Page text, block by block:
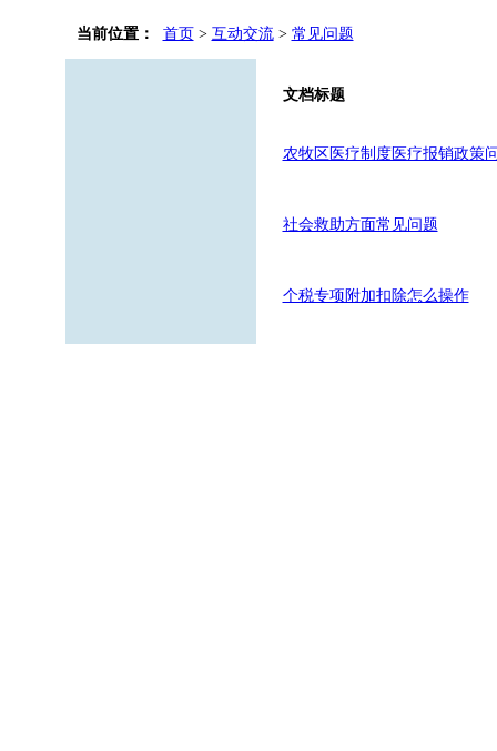
当前位置： 首页> 互动交流> 常见问题
文档标题
农牧区医疗制度医疗报销政策
社会救助方面常见问题
个税专项附加扣除怎么操作